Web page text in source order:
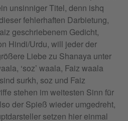
unsinniger Titel, denn ishq
fehlerhaften Darbietung,
geschriebenem Gedicht,
Hindi/Urdu, will jeder der
Liebe zu Shanaya unter
‘soz’ waala, Faiz waala
surkh, soz und Faiz
stehen im weitesten Sinn für
der Spieß wieder umgedreht,
setzen hier einmal